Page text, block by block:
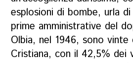
esplosioni di bombe, urla
prime amministrative del
Olbia, nel 1946, sono vinte
Cristiana, con il 42,5% dei